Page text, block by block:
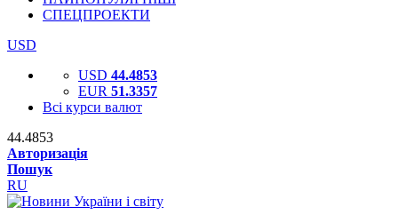
СПЕЦПРОЕКТИ
USD
USD 44.4853
EUR 51.3357
Всі курси валют
44.4853
Авторизація
Пошук
RU